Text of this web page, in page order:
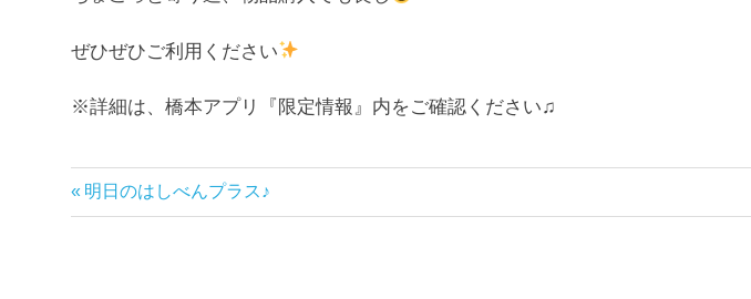
ぜひぜひご利用ください
※詳細は、橋本アプリ『限定情報』内をご確認ください♫
投
前
の
明日のはしべんプラス♪